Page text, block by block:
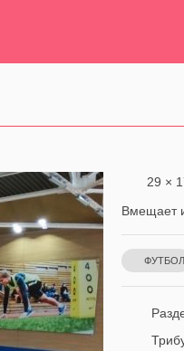
29 ×
Вмещает
ФУТБОЛ